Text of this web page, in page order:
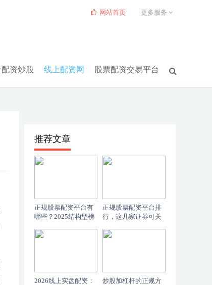
配资炒股 线上配资网 股票配资交易平台
网站首页 更多服务
推荐文章
正规股票配资平台有
哪些？2025结构型榜
正规股票配资平台排
行，这几家证券可关
2026线上实盘配资：
炒股加杠杆的正规方